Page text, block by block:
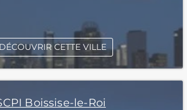
DÉCOUVRIR CETTE VILLE
Boissise-le-Roi